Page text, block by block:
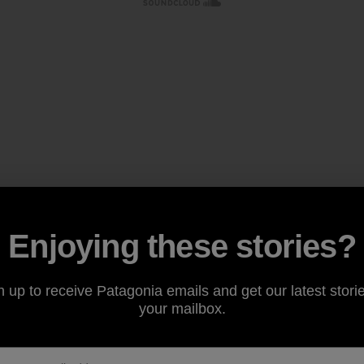
Enjoying these stories?
up to receive Patagonia emails and get our latest
your mailbox.